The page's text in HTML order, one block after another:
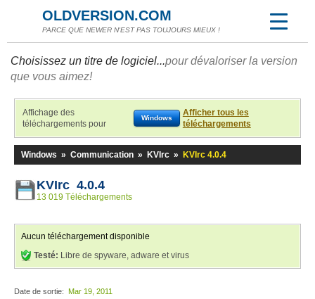
OLDVERSION.COM
PARCE QUE NEWER N'EST PAS TOUJOURS MIEUX !
Choisissez un titre de logiciel...pour dévaloriser la version
que vous aimez!
Affichage des
téléchargements pour
Windows
Afficher tous les
téléchargements
Windows » Communication » KVIrc » KVIrc 4.0.4
KVIrc 4.0.4
13 019 Téléchargements
Aucun téléchargement disponible
Testé: Libre de spyware, adware et virus
Date de sortie: Mar 19, 2011